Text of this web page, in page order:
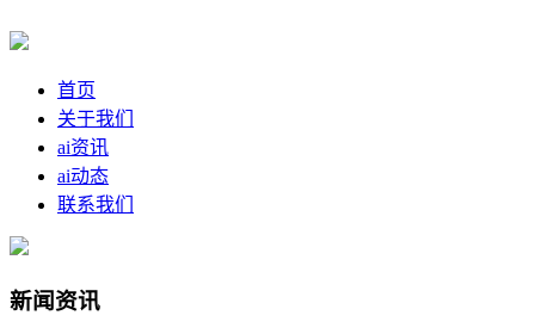
首页
关于我们
ai资讯
ai动态
联系我们
新闻资讯